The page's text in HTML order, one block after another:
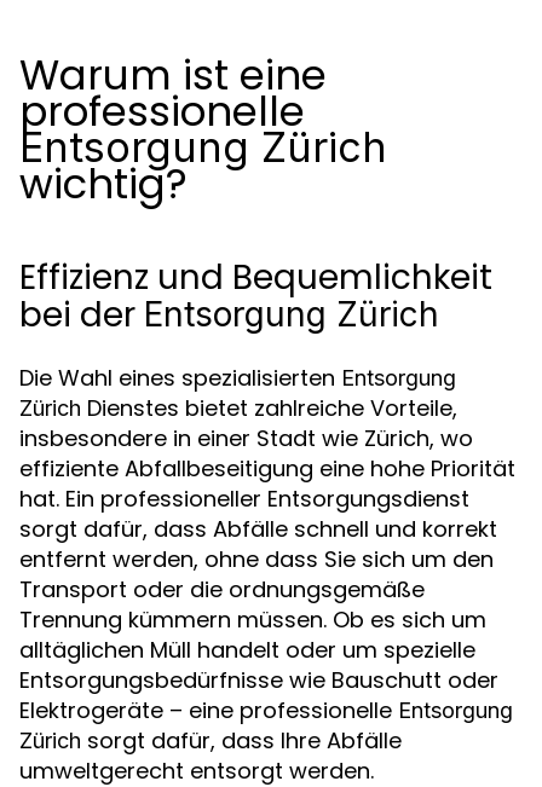
Warum ist eine
professionelle
Entsorgung Zürich
wichtig?
Effizienz und Bequemlichkeit
bei der Entsorgung Zürich
Die Wahl eines spezialisierten Entsorgung
Zürich Dienstes bietet zahlreiche Vorteile,
insbesondere in einer Stadt wie Zürich, wo
effiziente Abfallbeseitigung eine hohe Priorität
hat. Ein professioneller Entsorgungsdienst
sorgt dafür, dass Abfälle schnell und korrekt
entfernt werden, ohne dass Sie sich um den
Transport oder die ordnungsgemäße
Trennung kümmern müssen. Ob es sich um
alltäglichen Müll handelt oder um spezielle
Entsorgungsbedürfnisse wie Bauschutt oder
Elektrogeräte – eine professionelle Entsorgung
Zürich sorgt dafür, dass Ihre Abfälle
umweltgerecht entsorgt werden.